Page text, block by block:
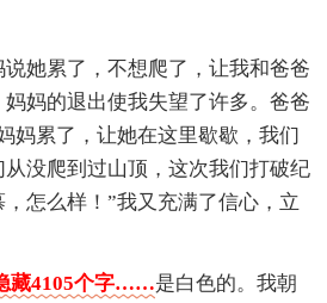
她累了，不想爬了，让我和爸爸
妈的退出使我失望了许多。爸爸
妈累了，让她在这里歇歇，我们
没爬到过山顶，这次我们打破纪
怎么样！”我又充满了信心，立
藏4105个字……是白色的。我朝